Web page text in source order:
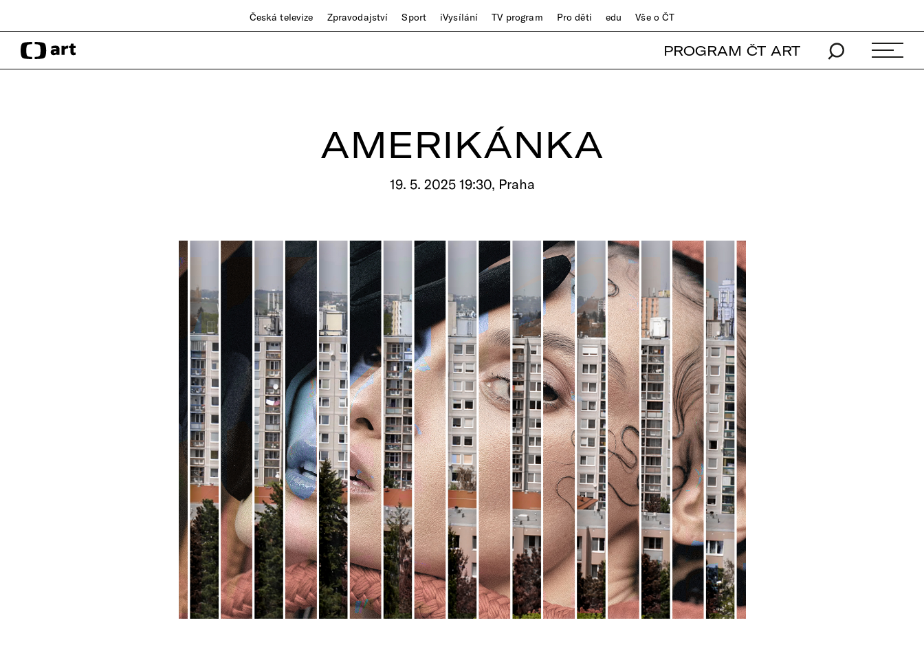
Česká televize Zpravodajství Sport iVysílání TV program Pro děti edu Vše o ČT
PROGRAM ČT ART
AMERIKÁNKA
19. 5. 2025 19:30, Praha